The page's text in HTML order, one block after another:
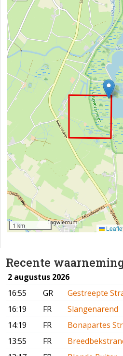
Recente
2 augustus 2026
16:55
GR
Gestreepte
16:19
FR
Slangenarend
14:19
FR
Bonapartes
13:55
FR
1 km